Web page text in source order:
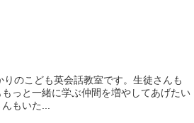
のこども英会話教室です。生徒さんも
っと一緒に学ぶ仲間を増やしてあげたい
もいた...